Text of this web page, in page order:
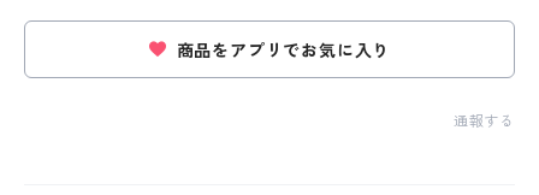
商品をアプリでお気に入り
通報する